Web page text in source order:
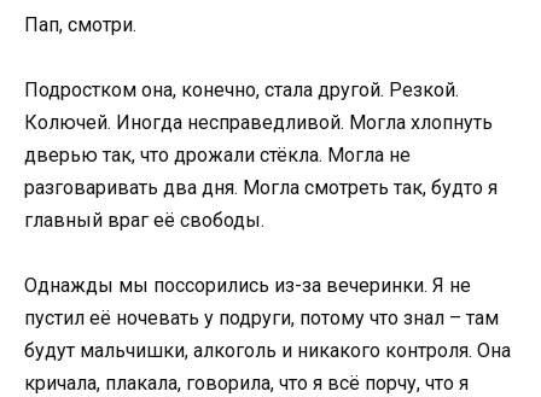
Пап, смотри.
Подростком она, конечно, стала другой. Резкой.
Колючей. Иногда несправедливой. Могла хлопнуть
дверью так, что дрожали стёкла. Могла не
разговаривать два дня. Могла смотреть так, будто я
главный враг её свободы.
Однажды мы поссорились из-за вечеринки. Я не
пустил её ночевать у подруги, потому что знал – там
будут мальчишки, алкоголь и никакого контроля. Она
кричала, плакала, говорила, что я всё порчу, что я